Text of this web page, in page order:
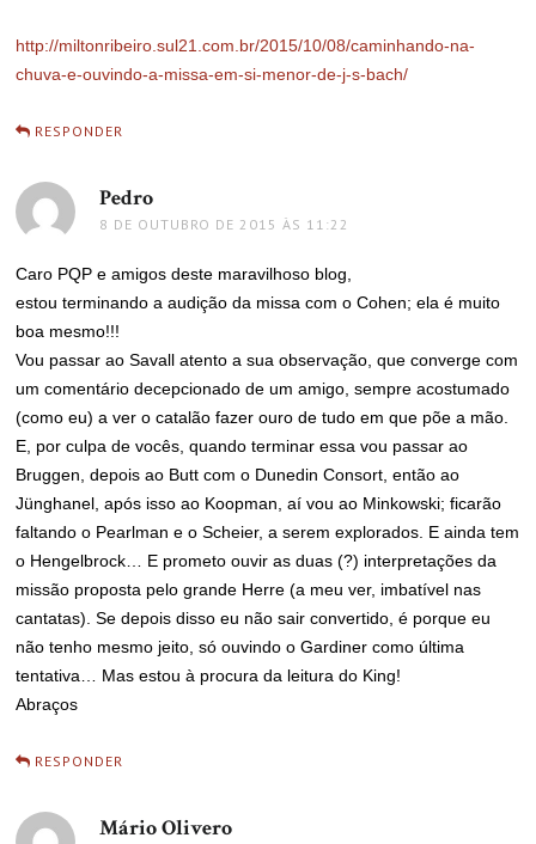
http://miltonribeiro.sul21.com.br/2015/10/08/caminhando-na-
chuva-e-ouvindo-a-missa-em-si-menor-de-j-s-bach/
RESPONDER
Pedro
8 DE OUTUBRO DE 2015 ÀS 11:22
Caro PQP e amigos deste maravilhoso blog,
estou terminando a audição da missa com o Cohen; ela é muito
boa mesmo!!!
Vou passar ao Savall atento a sua observação, que converge com
um comentário decepcionado de um amigo, sempre acostumado
(como eu) a ver o catalão fazer ouro de tudo em que põe a mão.
E, por culpa de vocês, quando terminar essa vou passar ao
Bruggen, depois ao Butt com o Dunedin Consort, então ao
Jünghanel, após isso ao Koopman, aí vou ao Minkowski; ficarão
faltando o Pearlman e o Scheier, a serem explorados. E ainda tem
o Hengelbrock… E prometo ouvir as duas (?) interpretações da
missão proposta pelo grande Herre (a meu ver, imbatível nas
cantatas). Se depois disso eu não sair convertido, é porque eu
não tenho mesmo jeito, só ouvindo o Gardiner como última
tentativa… Mas estou à procura da leitura do King!
Abraços
RESPONDER
Mário Olivero